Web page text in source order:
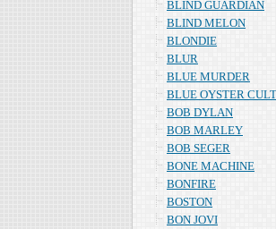
BLIND GUARDIAN
BLIND MELON
BLONDIE
BLUR
BLUE MURDER
BLUE OYSTER CULT
BOB DYLAN
BOB MARLEY
BOB SEGER
BONE MACHINE
BONFIRE
BOSTON
BON JOVI